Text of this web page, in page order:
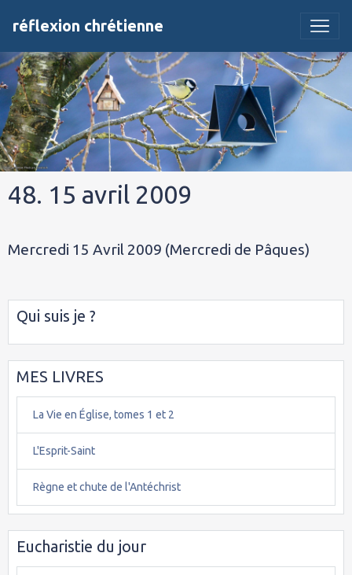
réflexion chrétienne
48. 15 avril 2009
Mercredi 15 Avril 2009 (Mercredi de Pâques)
Qui suis je ?
MES LIVRES
La Vie en Église, tomes 1 et 2
L'Esprit-Saint
Règne et chute de l'Antéchrist
Eucharistie du jour